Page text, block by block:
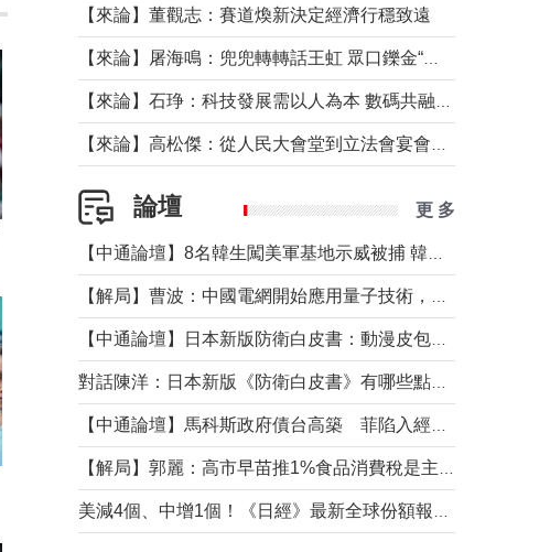
【來論】董觀志：賽道煥新決定經濟行穩致遠
論壇 更 多